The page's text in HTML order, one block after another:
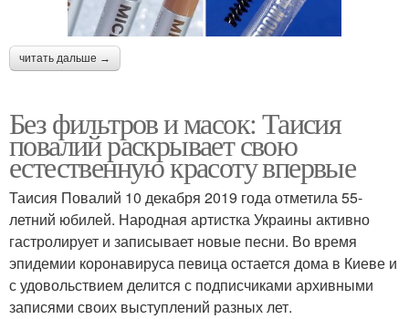
читать дальше →
Без фильтров и масок: Таисия
повалий раскрывает свою
естественную красоту впервые
Таисия Повалий 10 декабря 2019 года отметила 55-
летний юбилей. Народная артистка Украины активно
гастролирует и записывает новые песни. Во время
эпидемии коронавируса певица остается дома в Киеве и
с удовольствием делится с подписчиками архивными
записями своих выступлений разных лет.